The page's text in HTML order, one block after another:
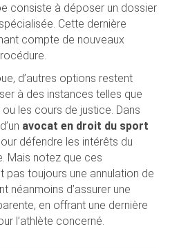
consiste à déposer un dossier
Cette dernière
compte de nouveaux
d’autres options restent
à des instances telles que
les cours de justice. Dans
avocat en droit du sport
défendre les intérêts du
Mais notez que ces
pas toujours une annulation de
néanmoins d’assurer une
en offrant une dernière
l’athlète concerné.